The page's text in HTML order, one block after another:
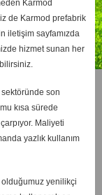
Karmod
de Karmod prefabrik
iletişim sayfamızda
hizmet sunan her
son
kısa sürede
Maliyeti
yazlık kullanım
yenilikçi